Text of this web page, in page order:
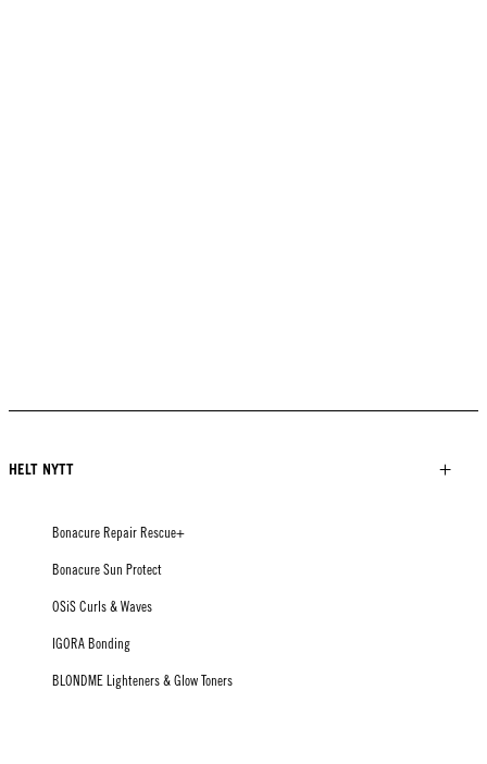
HELT NYTT
Bonacure Repair Rescue+
Bonacure Sun Protect
OSiS Curls & Waves
IGORA Bonding
BLONDME Lighteners & Glow Toners